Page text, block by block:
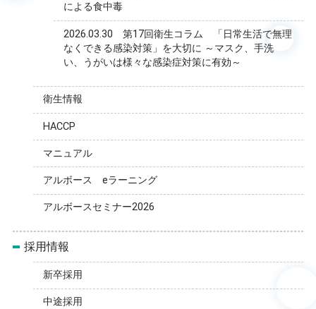
による食中毒
2026.03.30 第17回衛生コラム 「日常生活で無理
なくできる感染対策」を大切に ～マスク、手洗
い、うがいは様々な感染症対策に有効～
衛生情報
HACCP
マニュアル
アルボース eラーニング
アルボースセミナー2026
採用情報
新卒採用
中途採用